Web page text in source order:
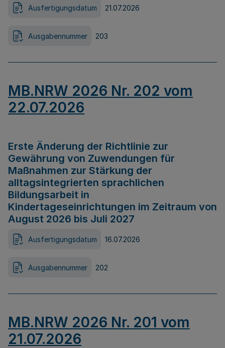
Ausfertigungsdatum 21.07.2026
Ausgabennummer 203
MB.NRW 2026 Nr. 202 vom
22.07.2026
Erste Änderung der Richtlinie zur
Gewährung von Zuwendungen für
Maßnahmen zur Stärkung der
alltagsintegrierten sprachlichen
Bildungsarbeit in
Kindertageseinrichtungen im Zeitraum von
August 2026 bis Juli 2027
Ausfertigungsdatum 16.07.2026
Ausgabennummer 202
MB.NRW 2026 Nr. 201 vom
21.07.2026